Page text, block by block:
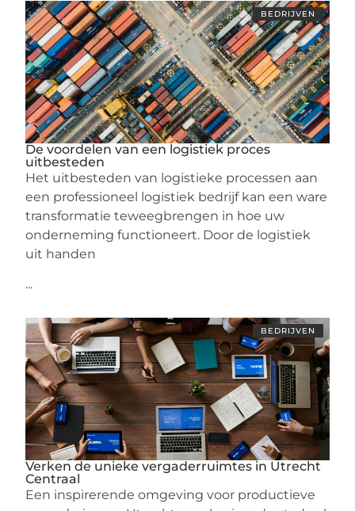
BEDRIJVEN
De voordelen van een logistiek proces
uitbesteden
Het uitbesteden van logistieke processen aan
een professioneel logistiek bedrijf kan een ware
transformatie teweegbrengen in hoe uw
onderneming functioneert. Door de logistiek
uit handen
...
BEDRIJVEN
Verken de unieke vergaderruimtes in Utrecht
Centraal
Een inspirerende omgeving voor productieve